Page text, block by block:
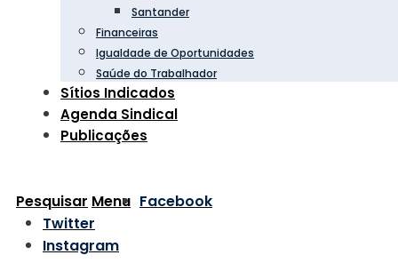
Santander
Financeiras
Igualdade de Oportunidades
Saúde do Trabalhador
Sítios Indicados
Agenda Sindical
Publicações
Pesquisar Menu Facebook
Twitter
Instagram